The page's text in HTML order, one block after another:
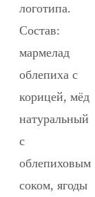
логотипа.
Состав:
мармелад
облепиха с
корицей, мёд
натуральный
с
облепиховым
соком, ягоды